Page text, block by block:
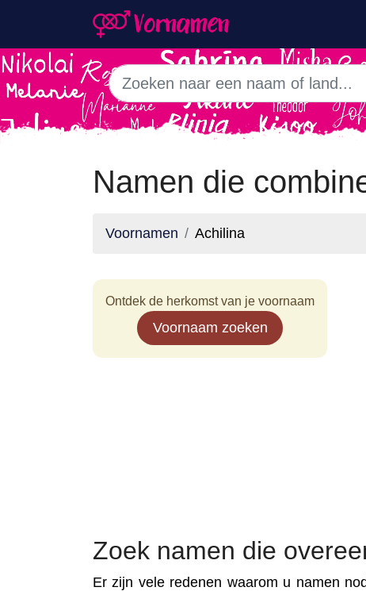
Namen die
Voornamen Achilina
Ontdek de herkomst van je voornaam
Voornaam zoeken
Zoek namen die
Er zijn vele redenen waarom u namen